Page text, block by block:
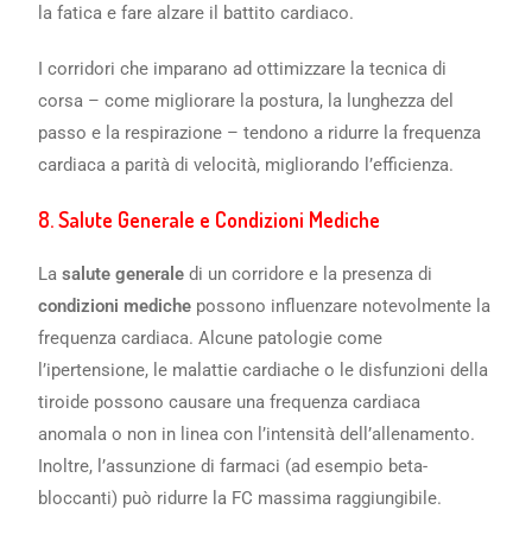
la fatica e fare alzare il battito cardiaco.
I corridori che imparano ad ottimizzare la tecnica di
corsa – come migliorare la postura, la lunghezza del
passo e la respirazione – tendono a ridurre la frequenza
cardiaca a parità di velocità, migliorando l’efficienza.
8.Salute Generale e Condizioni Mediche
Lasalute generale di un corridore e la presenza di
condizioni mediche possono influenzare notevolmente la
frequenza cardiaca. Alcune patologie come
l’ipertensione, le malattie cardiache o le disfunzioni della
tiroide possono causare una frequenza cardiaca
anomala o non in linea con l’intensità dell’allenamento.
Inoltre, l’assunzione di farmaci (ad esempio beta-
bloccanti) può ridurre la FC massima raggiungibile.